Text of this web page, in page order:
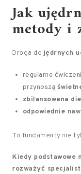
Jak
metody i
Droga do jędrnych
regularne
przynoszą
zbilansowana
odpowiednie
To fundamenty nie
Kiedy podstawowe
rozważyć